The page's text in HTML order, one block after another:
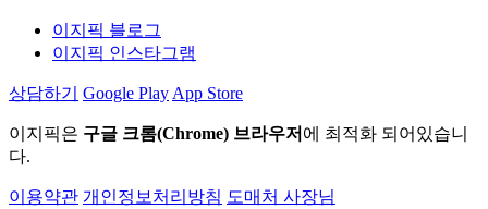
이지픽 블로그
이지픽 인스타그램
상담하기 Google Play App Store
이지픽은 구글 크롬(Chrome) 브라우저 에 최적화 되어있습니
다.
이용약관 개인정보처리방침 도매처 사장님